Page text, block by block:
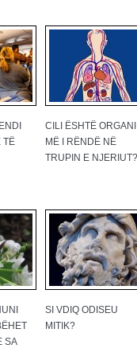
TË
CILI ËSHTË ORGANI
MË I RËNDË NË
TRUPIN E NJERIUT?
SA
SI VDIQ ODISEU
MITIK?